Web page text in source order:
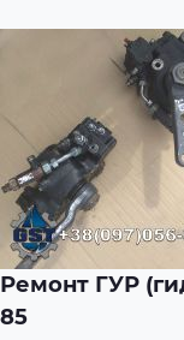
Ремонт ГУР
85